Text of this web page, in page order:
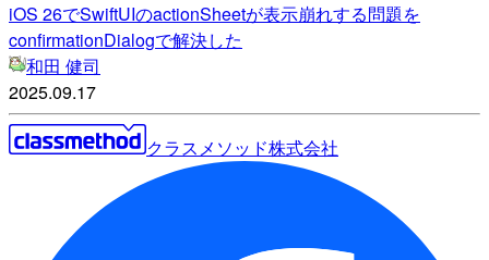
iOS 26でSwiftUIのactionSheetが表示崩れする問題を
confirmationDialogで解決した
和田 健司
2025.09.17
クラスメソッド株式会社